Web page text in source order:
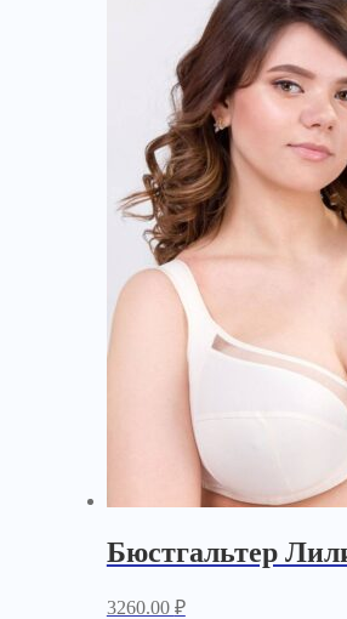
Бюстгальтер
3260.00 ₽